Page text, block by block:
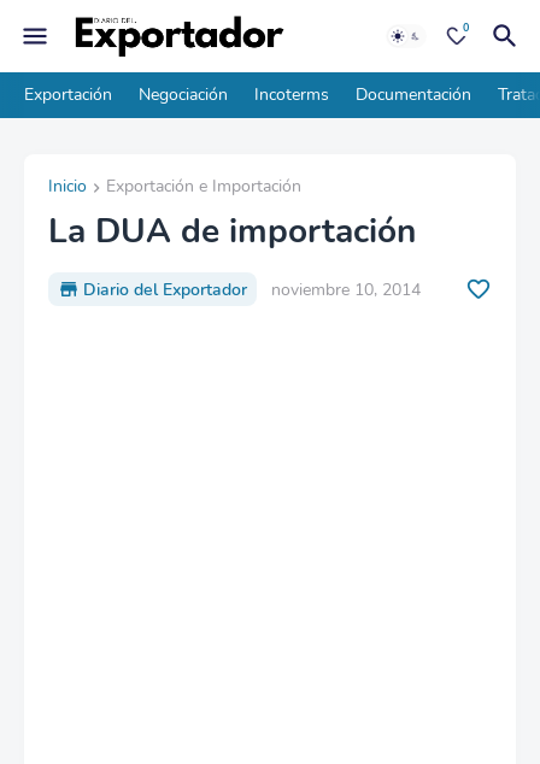
0
Exportación Negociación Incoterms Documentación
Inicio Exportación e Importación
La DUA de importación
Diario del Exportador noviembre 10, 2014